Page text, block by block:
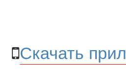
Скачать